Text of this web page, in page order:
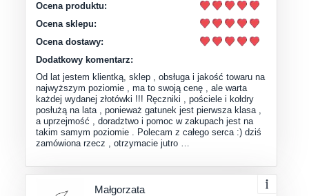
Ocena produktu:
Ocena sklepu:
Ocena dostawy:
Dodatkowy komentarz:
Od lat jestem klientką, sklep , obsługa i jakość towaru na
najwyższym poziomie , ma to swoją cenę , ale warta
każdej wydanej złotówki !!! Ręczniki , pościele i kołdry
posłużą na lata , ponieważ gatunek jest pierwsza klasa ,
a uprzejmość , doradztwo i pomoc w zakupach jest na
takim samym poziomie . Polecam z całego serca :) dziś
zamówiona rzecz , otrzymacie jutro …
Małgorzata